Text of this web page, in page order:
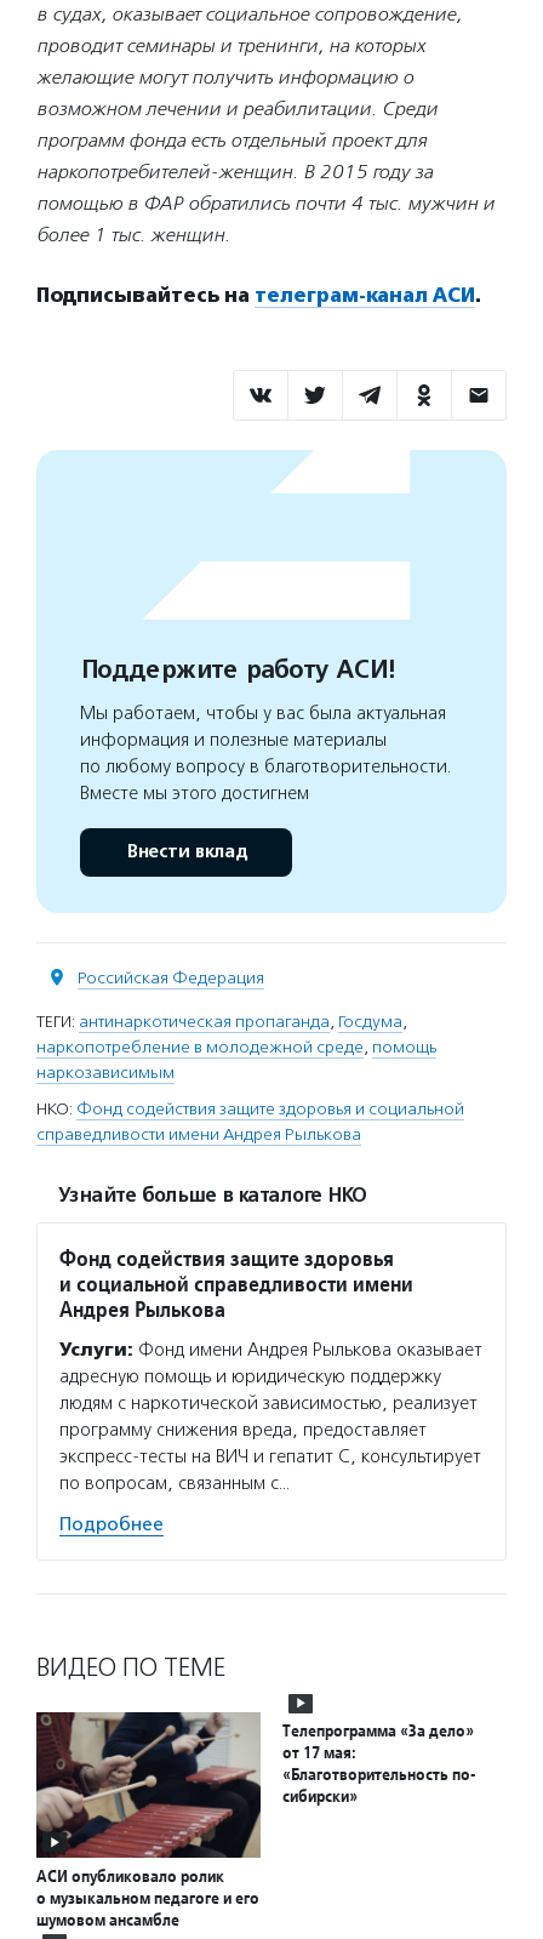
в судах, оказывает социальное сопровождение,
проводит семинары и тренинги, на которых
желающие могут получить информацию о
возможном лечении и реабилитации. Среди
программ фонда есть отдельный проект для
наркопотребителей-женщин. В 2015 году за
помощью в ФАР обратились почти 4 тыс. мужчин и
более 1 тыс. женщин.
Подписывайтесь на телеграм-канал АСИ.
Поддержите работу АСИ!
Мы работаем, чтобы у вас была актуальная
информация и полезные материалы
по любому вопросу в благотворительности.
Вместе мы этого достигнем
Внести вклад
Российская Федерация
ТЕГИ: антинаркотическая пропаганда, Госдума,
наркопотребление в молодежной среде, помощь
наркозависимым
НКО: Фонд содействия защите здоровья и социальной
справедливости имени Андрея Рылькова
Узнайте больше в каталоге НКО
Фонд содействия защите здоровья
и социальной справедливости имени
Андрея Рылькова
Услуги: Фонд имени Андрея Рылькова оказывает
адресную помощь и юридическую поддержку
людям с наркотической зависимостью, реализует
программу снижения вреда, предоставляет
экспресс-тесты на ВИЧ и гепатит С, консультирует
по вопросам, связанным с…
Подробнее
ВИДЕО ПО ТЕМЕ
АСИ опубликовало ролик
о музыкальном педагоге и его
шумовом ансамбле
Телепрограмма «За дело»
от 17 мая:
«Благотворительность по-
сибирски»